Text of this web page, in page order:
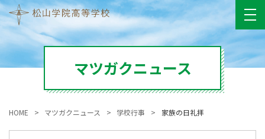
マツガクニュース
HOME マツガクニュース 学校行事 家族の日礼拝